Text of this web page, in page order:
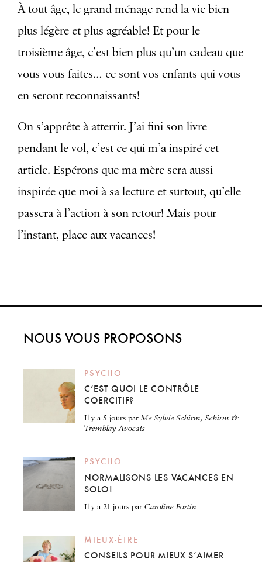
À tout âge, le grand ménage rend la vie bien
plus légère et plus agréable! Et pour le
troisième âge, c’est bien plus qu’un cadeau que
vous vous faites… ce sont vos enfants qui vous
en seront reconnaissants!
On s’apprête à atterrir. J’ai fini son livre
pendant le vol, c’est ce qui m’a inspiré cet
article. Espérons que ma mère sera aussi
inspirée que moi à sa lecture et surtout, qu’elle
passera à l’action à son retour! Mais pour
l’instant, place aux vacances!
NOUS VOUS PROPOSONS
PSYCHO
C’EST QUOI LE CONTRÔLE
COERCITIF?
il y a 5 jours parMe Sylvie Schirm, Schirm &
Tremblay Avocats
PSYCHO
NORMALISONS LES VACANCES EN
SOLO!
il y a 21 jours par Caroline Fortin
MIEUX-ÊTRE
CONSEILS POUR MIEUX S’AIMER